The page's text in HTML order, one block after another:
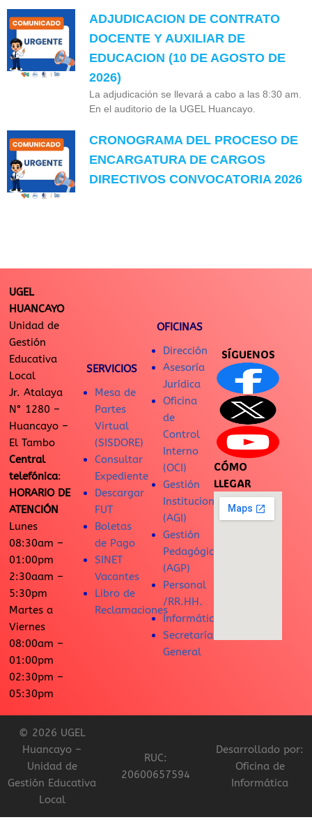
ADJUDICACION DE CONTRATO
DOCENTE Y AUXILIAR DE
EDUCACION (10 DE AGOSTO DE
2026)
La adjudicación se llevará a cabo a las 8:30 am.
En el auditorio de la UGEL Huancayo.
CRONOGRAMA DEL PROCESO DE
ENCARGATURA DE CARGOS
DIRECTIVOS CONVOCATORIA 2026
UGEL
HUANCAYO
Unidad de
Gestión
Educativa
Local
Jr. Atalaya
N° 1280 –
Huancayo –
El Tambo
Central
telefónica:
HORARIO DE
ATENCIÓN
Lunes
08:30am –
01:00pm
2:30aam –
5:30pm
Martes a
Viernes
08:00am –
01:00pm
02:30pm –
05:30pm
SERVICIOS
Mesa de
Partes
Virtual
(SISDORE)
Consultar
Expediente
Descargar
FUT
Boletas
de Pago
SINET
Vacantes
Libro de
Reclamaciones
OFICINAS
Dirección
Asesoría
Jurídica
Oficina
de
Control
Interno
(OCI)
Gestión
Institucional
(AGI)
Gestión
Pedagógica
(AGP)
Personal
/RR.HH.
Informática
Secretaría
General
SÍGUENOS
CÓMO
LLEGAR
© 2026 UGEL
Huancayo –
Unidad de
Gestión Educativa
Local
RUC:
20600657594
Desarrollado por:
Oficina de
Informática